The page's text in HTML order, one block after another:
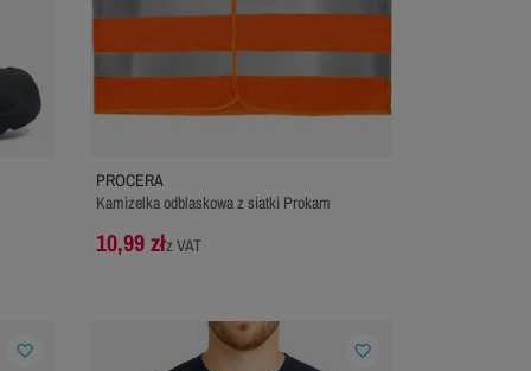
PROCERA
Kamizelka odblaskowa z siatki Prokam
10,99 złz VAT
favorite_border favorite_border